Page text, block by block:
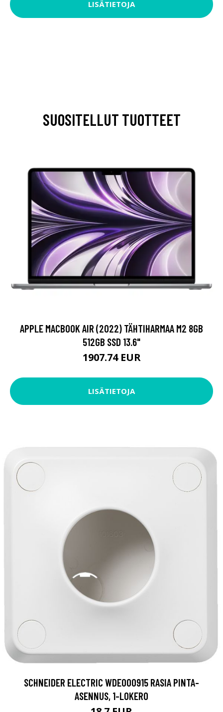
LISÄTIETOJA
SUOSITELLUT TUOTTEET
APPLE MACBOOK AIR (2022) TÄHTIHARMAA M2 8GB
512GB SSD 13.6"
1907.74 EUR
LISÄTIETOJA
SCHNEIDER ELECTRIC WDE000915 RASIA PINTA-
ASENNUS, 1-LOKERO